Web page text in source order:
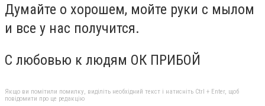
Думайте о хорошем, мойте руки с мылом
и все у нас получится.
С любовью к людям ОК ПРИБОЙ
Якщо ви помітили помилку, виділіть необхідний текст і натисніть Ctrl + Enter, щоб
повідомити про це редакцію